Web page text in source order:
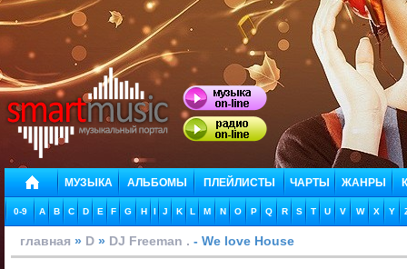
МУЗЫКА АЛЬБОМЫ ПЛЕЙЛИСТЫ ЧАРТЫ ЖАНРЫ
0-9 A B C D E F G H I J K L M N O P Q R S T U V W X Y
главная » D » DJ Freeman . - We love House